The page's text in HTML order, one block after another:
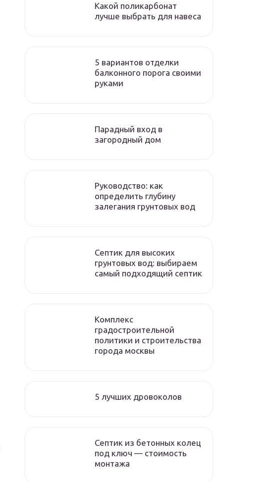
Какой поликарбонат
лучше выбрать для навеса
5 вариантов отделки
балконного порога своими
руками
Парадный вход в
загородный дом
Руководство: как
определить глубину
залегания грунтовых вод
Септик для высоких
грунтовых вод: выбираем
самый подходящий септик
Комплекс
градостроительной
политики и строительства
города москвы
5 лучших дровоколов
Септик из бетонных колец
под ключ — стоимость
монтажа